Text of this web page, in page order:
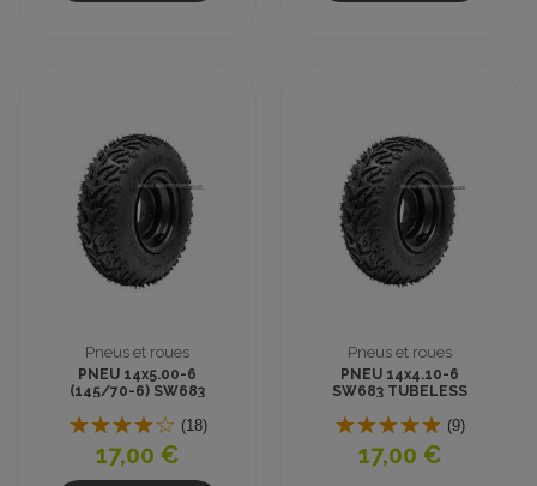
Pneus et roues
PNEU 14x5.00-6
(145/70-6) SW683
(18)
17,00 €
Pneus et roues
PNEU 14x4.10-6
SW683 TUBELESS
(9)
17,00 €